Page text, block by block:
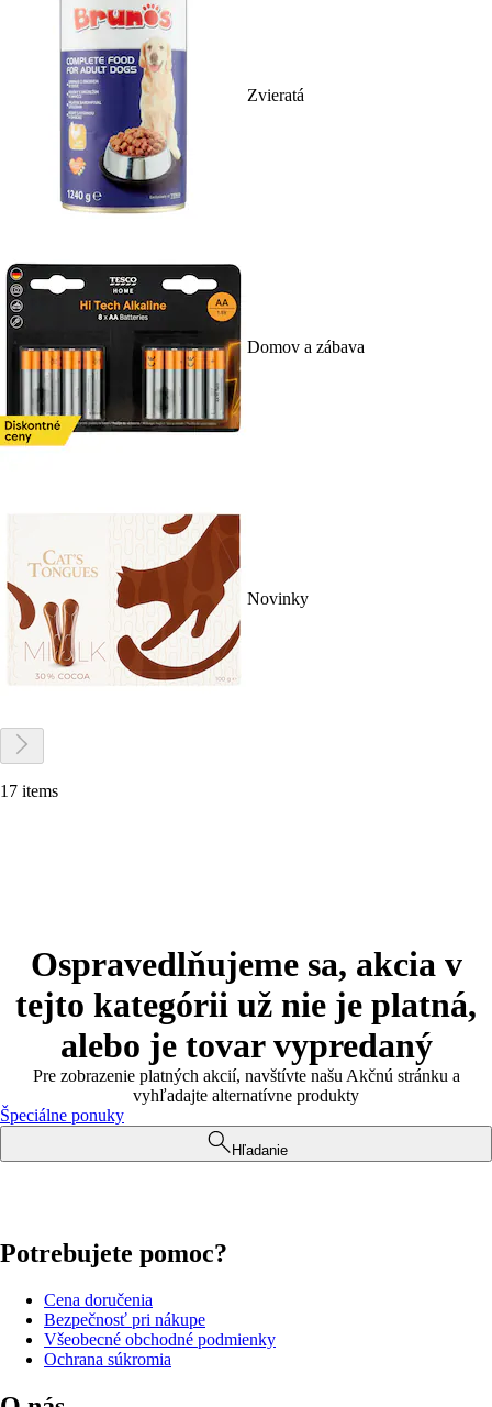
Zvieratá
Domov a zábava
Novinky
17 items
Ospravedlňujeme sa, akcia v
tejto kategórii už nie je platná,
alebo je tovar vypredaný
Pre zobrazenie platných akcií, navštívte našu Akčnú stránku a
vyhľadajte alternatívne produkty
Špeciálne ponuky
Hľadanie
Potrebujete pomoc?
Cena doručenia
Bezpečnosť pri nákupe
Všeobecné obchodné podmienky
Ochrana súkromia